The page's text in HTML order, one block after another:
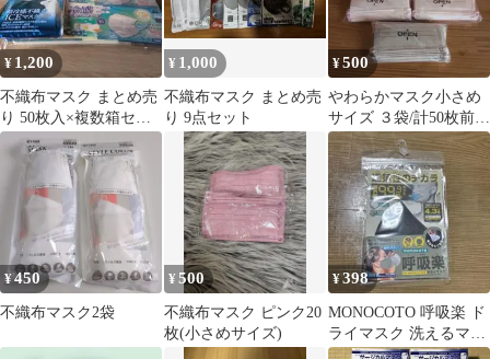
¥ 1,200
不織布マスク まとめ売
り 50枚入×複数箱セッ
ト
¥ 1,000
不織布マスク まとめ売
り 9点セット
¥500
やわらかマスク小さめ
サイズ ３袋/計50枚前後
入 内訳ピンク（２）ブ
ラウン（１）
¥450
不織布マスク2袋
¥500
不織布マスク ピンク20
枚(小さめサイズ)
¥398
MONOCOTO 呼吸楽 ド
ライマスク 洗えるマス
ク